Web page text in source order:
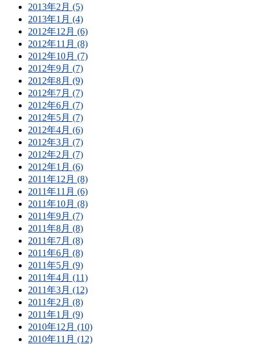
2013年2月 (5)
2013年1月 (4)
2012年12月 (6)
2012年11月 (8)
2012年10月 (7)
2012年9月 (7)
2012年8月 (9)
2012年7月 (7)
2012年6月 (7)
2012年5月 (7)
2012年4月 (6)
2012年3月 (7)
2012年2月 (7)
2012年1月 (6)
2011年12月 (8)
2011年11月 (6)
2011年10月 (8)
2011年9月 (7)
2011年8月 (8)
2011年7月 (8)
2011年6月 (8)
2011年5月 (9)
2011年4月 (11)
2011年3月 (12)
2011年2月 (8)
2011年1月 (9)
2010年12月 (10)
2010年11月 (12)